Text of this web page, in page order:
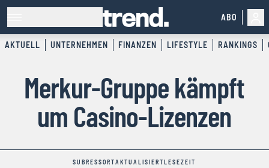
ABO
AKTUELL UNTERNEHMEN FINANZEN LIFESTYLE RANKINGS
Merkur-Gruppe kämpft
um Casino-Lizenzen
SUBRESSORTAKTUALISIERTLESEZEIT